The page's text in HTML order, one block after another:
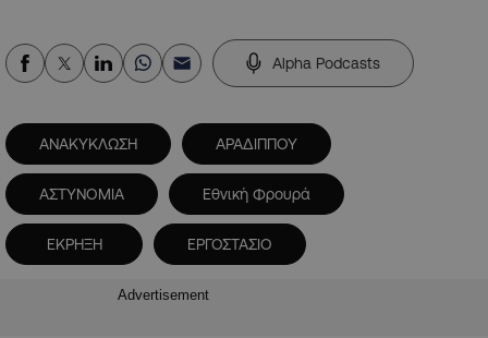
Alpha Podcasts
ΑΝΑΚΥΚΛΩΣΗ ΑΡΑΔΙΠΠΟΥ
ΑΣΤΥΝΟΜΙΑ Εθνική Φρουρά
ΕΚΡΗΞΗ ΕΡΓΟΣΤΑΣΙΟ
Advertisement